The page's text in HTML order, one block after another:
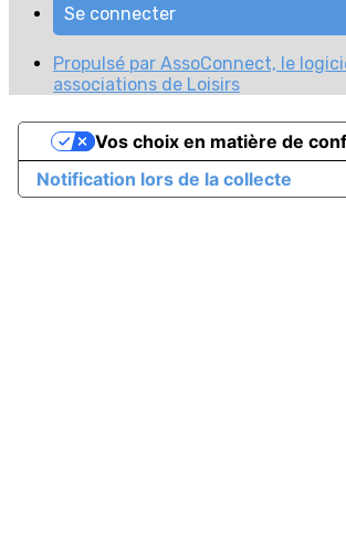
Se connecter
Propulsé par AssoConnect, le
associations de Loisirs
Notification lors de la collecte
Vos choix en matière de